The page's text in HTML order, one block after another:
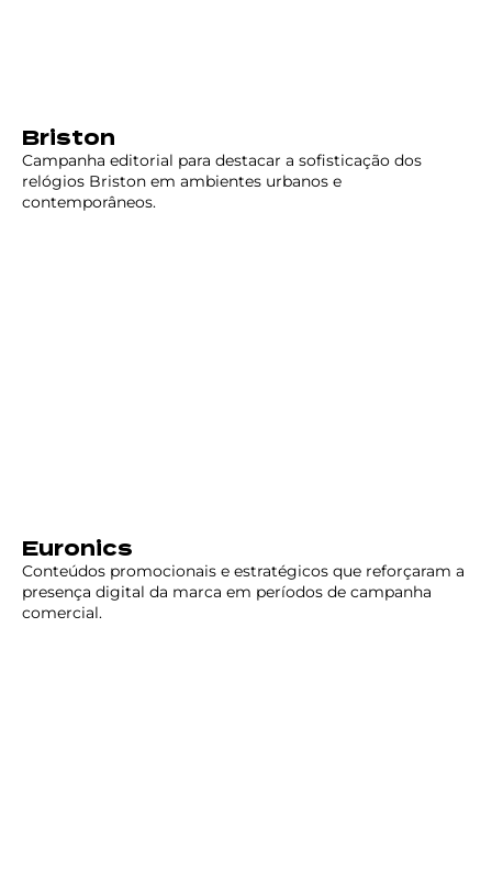
Briston
Campanha editorial para destacar a sofisticação dos
relógios Briston em ambientes urbanos e
contemporâneos.
Euronics
Conteúdos promocionais e estratégicos que reforçaram a
presença digital da marca em períodos de campanha
comercial.